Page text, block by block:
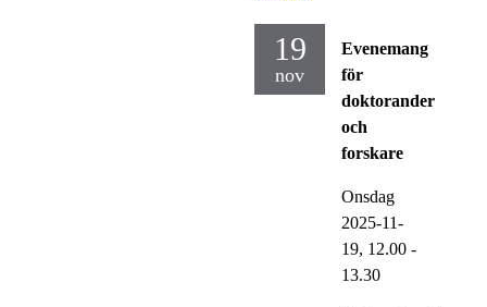
19
nov
Evenemang
för
doktorander
och
forskare
Onsdag
2025-11-
19, 12.00 -
13.30